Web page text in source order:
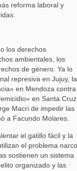
reforma laboral y
los derechos
ambientales, los
de género. Ya lo
represiva en Jujuy,
en Mendoza
en Santa Cruz
Macri de impedir las
a Facundo Molares.
el gatillo fácil y la
el problema narco
sostienen un sistema
organizado y las